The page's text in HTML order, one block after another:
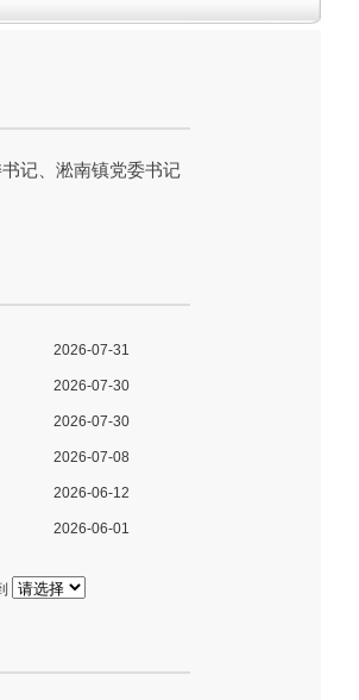
记、淞南镇党委书记
2026-07-31
2026-07-30
2026-07-30
2026-07-08
2026-06-12
2026-06-01